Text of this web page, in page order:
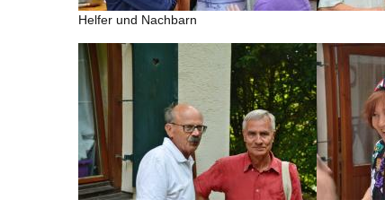
Helfer und Nachbarn